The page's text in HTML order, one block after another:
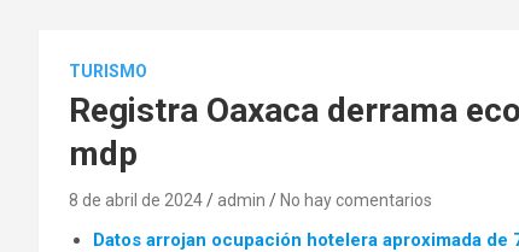
TURISMO
Registra Oaxaca derrama
mdp
8 de abril de 2024 admin No hay comentarios
Datos arrojan ocupación hotelera aproximada